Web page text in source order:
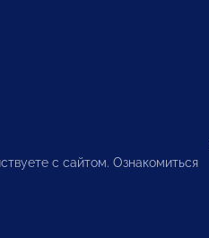
с сайтом. Ознакомиться